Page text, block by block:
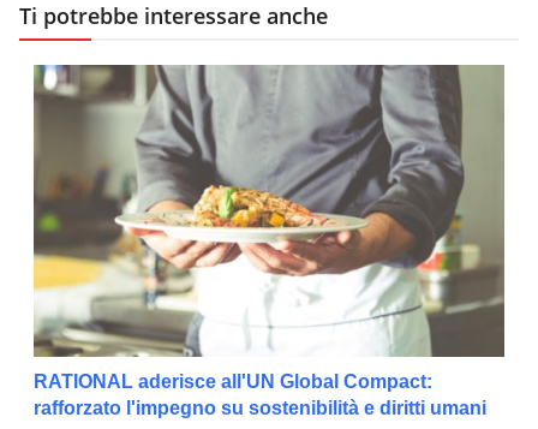
Ti potrebbe interessare anche
RATIONAL aderisce all'UN Global Compact:
rafforzato l'impegno su sostenibilità e diritti umani